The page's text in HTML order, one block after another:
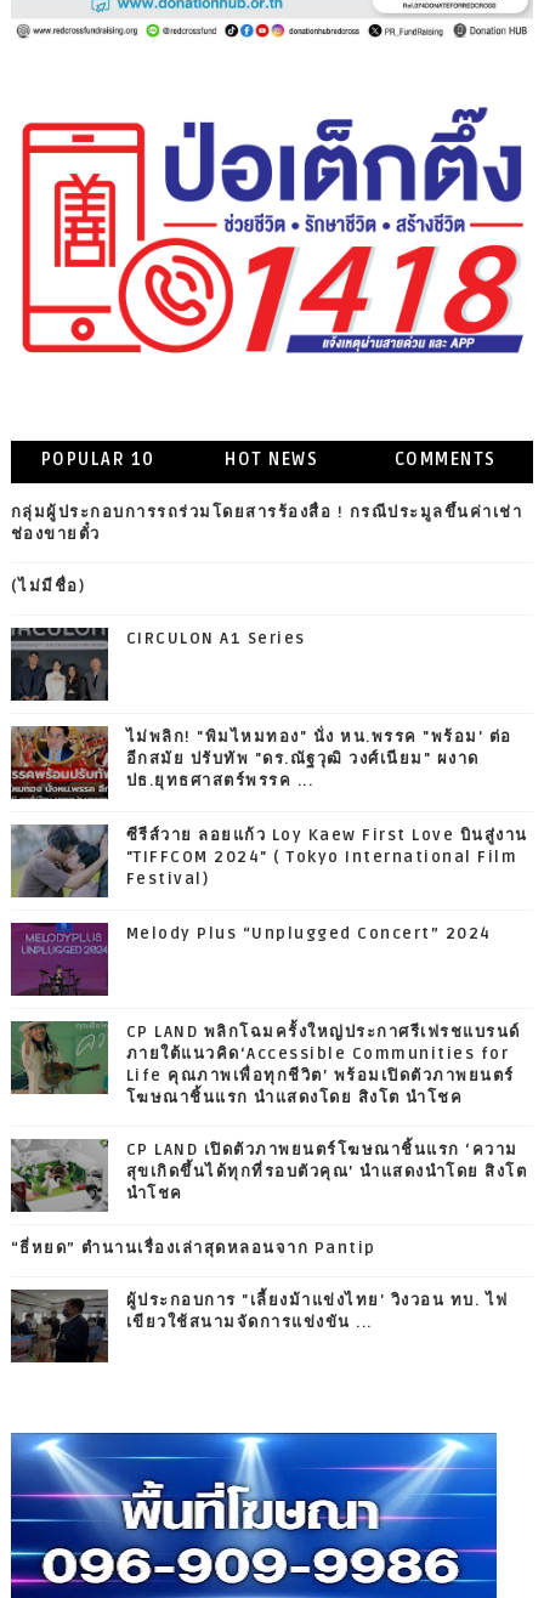
POPULAR 10 HOT NEWS COMMENTS
กลุ่มผู้ประกอบการรถร่วมโดยสารร้องสื่อ ! กรณีประมูลขึ้นค่าเช่า
ช่องขายตั๋ว
(ไม่มีชื่อ)
CIRCULON A1 Series
ไม่พลิก! "พิมไหมทอง" นั่ง หน.พรรค "พร้อม' ต่อ
อีกสมัย ปรับทัพ "ดร.ณัฐวุฒิ วงศ์เนียม" ผงาด
ปธ.ยุทธศาสตร์พรรค ...
ซีรีส์วาย ลอยแก้ว Loy Kaew First Love บินสู่งาน
"TIFFCOM 2024" ( Tokyo International Film
Festival)
Melody Plus “Unplugged Concert” 2024
CP LAND พลิกโฉมครั้งใหญ่ประกาศรีเฟรชแบรนด์
ภายใต้แนวคิด‘Accessible Communities for
Life คุณภาพเพื่อทุกชีวิต’ พร้อมเปิดตัวภาพยนตร์
โฆษณาชิ้นแรก นำแสดงโดย สิงโต นำโชค
CP LAND เปิดตัวภาพยนตร์โฆษณาชิ้นแรก ‘ความ
สุขเกิดขึ้นได้ทุกที่รอบตัวคุณ’ นำแสดงนำโดย สิงโต
นำโชค
“ธี่หยด” ตำนานเรื่องเล่าสุดหลอนจาก Pantip
ผู้ประกอบการ "เลี้ยงม้าแข่งไทย' วิงวอน ทบ. ไฟ
เขียวใช้สนามจัดการแข่งขัน ...